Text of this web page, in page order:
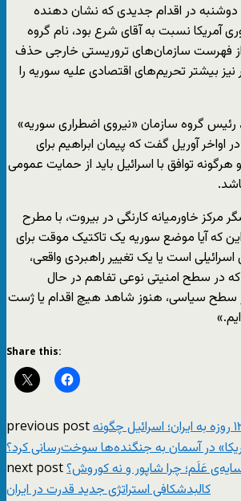
دوشنبه در اقدام جدیدی که نشان دهنده
نسبت به آقای شرع بود، نام گروه
فهرست سازمان‌های تروریستی خارجی حذف
بیشتر تحریم‌های اقتصادی علیه سوریه را
گروه سازمان «نیروی اضطراری سوریه»
آوریل گفت که پیمان ابراهیم برای
توافق با اسرائیل باید از حمایت عمومی
مرکز خاورمیانه کارنگی در بیروت، با مطرح
که آیا موضع سوریه یک تاکتیک موقت برای
است یا یک تغییر راهبردی واقعی،
در سطح امنیتی نوعی تفاهم در حال
سطح سیاسی، هنوز شاهد هیچ اقدام یا ژست
Share this:
previous postمعمای حملات ۱۲ روزه به ایران؛ اسرائيل چگونه
در آسمان به جنگنده‌ها سوخت‌رسانی کرد؟
next postعَلَم؛ چرا شاپور و نه کوروش؟
کالبدشکافی استراتژی جدید قدرت در ایران